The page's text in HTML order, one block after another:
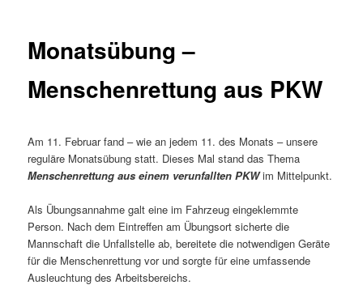
Monatsübung –
Menschenrettung aus PKW
Am 11. Februar fand – wie an jedem 11. des Monats – unsere
reguläre Monatsübung statt. Dieses Mal stand das Thema
Menschenrettung aus einem verunfallten PKWim Mittelpunkt.
Als Übungsannahme galt eine im Fahrzeug eingeklemmte
Person. Nach dem Eintreffen am Übungsort sicherte die
Mannschaft die Unfallstelle ab, bereitete die notwendigen Geräte
für die Menschenrettung vor und sorgte für eine umfassende
Ausleuchtung des Arbeitsbereichs.